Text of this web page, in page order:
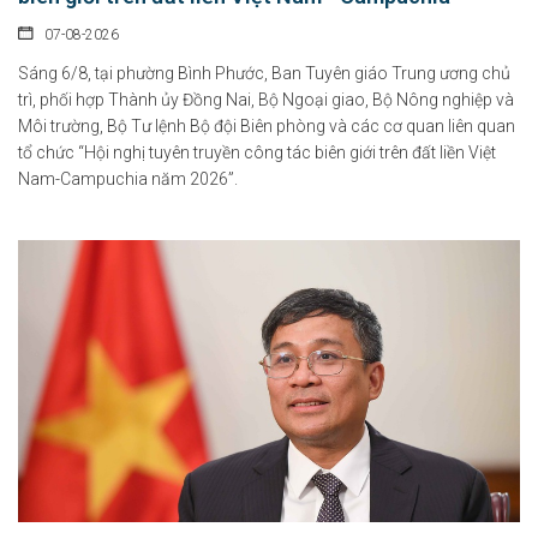
07-08-2026
Sáng 6/8, tại phường Bình Phước, Ban Tuyên giáo Trung ương chủ
trì, phối hợp Thành ủy Đồng Nai, Bộ Ngoại giao, Bộ Nông nghiệp và
Môi trường, Bộ Tư lệnh Bộ đội Biên phòng và các cơ quan liên quan
tổ chức “Hội nghị tuyên truyền công tác biên giới trên đất liền Việt
Nam-Campuchia năm 2026”.